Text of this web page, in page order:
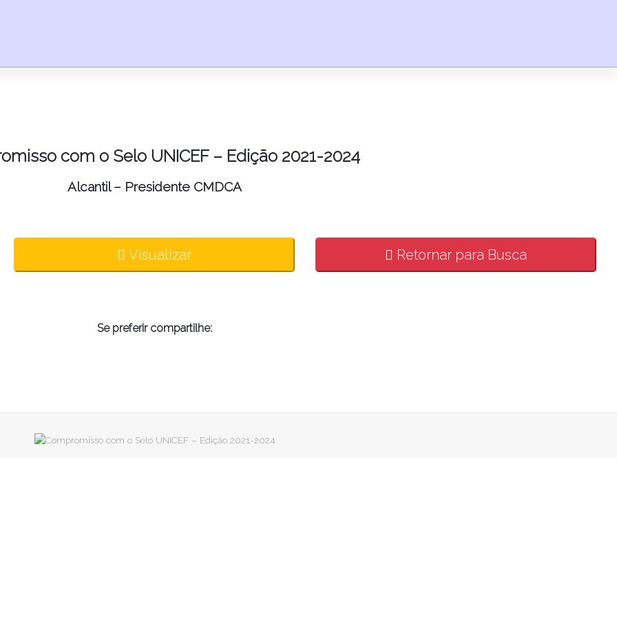
com o Selo UNICEF – Edição 2021-2024
Alcantil – Presidente CMDCA
Visualizar Retornar para Busca
Se preferir compartilhe: